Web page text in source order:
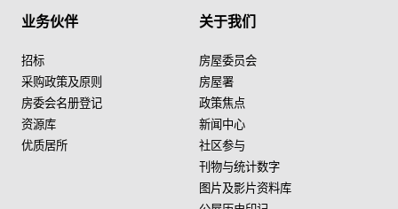
业务伙伴
招标
采购政策及原则
房委会名册登记
资源库
优质居所
关于我们
房屋委员会
房屋署
政策焦点
新闻中心
社区参与
刊物与统计数字
图片及影片资料库